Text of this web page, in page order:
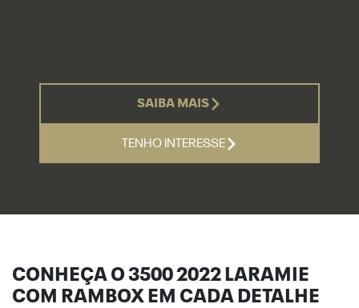
SAIBA MAIS
TENHO INTERESSE
CONHEÇA O 3500 2022 LARAMIE
COM RAMBOX EM CADA DETALHE